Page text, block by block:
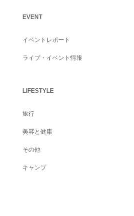
EVENT
イベントレポート
ライブ・イベント情報
LIFESTYLE
旅行
美容と健康
その他
キャンプ